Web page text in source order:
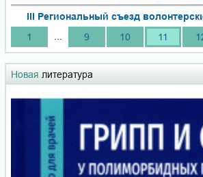
III Региональный съезд
1
9 10 11
Новая литература